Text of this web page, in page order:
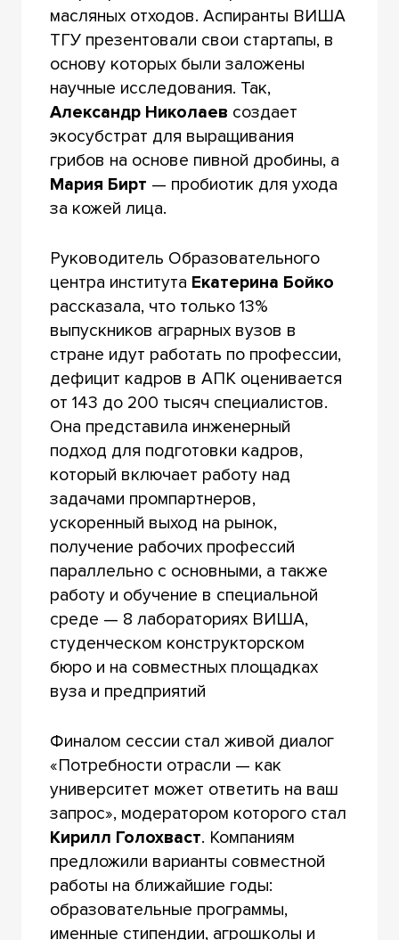
масляных отходов. Аспиранты ВИША
ТГУ презентовали свои стартапы, в
основу которых были заложены
научные исследования. Так,
Александр Николаев создает
экосубстрат для выращивания
грибов на основе пивной дробины, а
Мария Бирт — пробиотик для ухода
за кожей лица.
Руководитель Образовательного
центра института Екатерина Бойко
рассказала, что только 13%
выпускников аграрных вузов в
стране идут работать по профессии,
дефицит кадров в АПК оценивается
от 143 до 200 тысяч специалистов.
Она представила инженерный
подход для подготовки кадров,
который включает работу над
задачами промпартнеров,
ускоренный выход на рынок,
получение рабочих профессий
параллельно с основными, а также
работу и обучение в специальной
среде — 8 лабораториях ВИША,
студенческом конструкторском
бюро и на совместных площадках
вуза и предприятий
Финалом сессии стал живой диалог
«Потребности отрасли — как
университет может ответить на ваш
запрос», модератором которого стал
Кирилл Голохваст. Компаниям
предложили варианты совместной
работы на ближайшие годы:
образовательные программы,
именные стипендии, агрошколы и